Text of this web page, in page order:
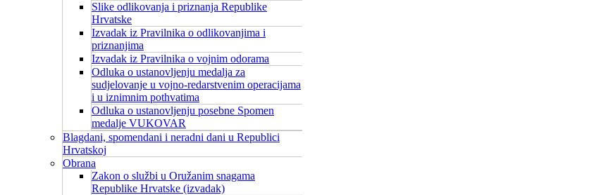
Slike odlikovanja i priznanja Republike
Hrvatske
Izvadak iz Pravilnika o odlikovanjima i
priznanjima
Izvadak iz Pravilnika o vojnim odorama
Odluka o ustanovljenju medalja za
sudjelovanje u vojno-redarstvenim operacijama
i u iznimnim pothvatima
Odluka o ustanovljenju posebne Spomen
medalje VUKOVAR
Blagdani, spomendani i neradni dani u Republici
Hrvatskoj
Obrana
Zakon o službi u Oružanim snagama
Republike Hrvatske (izvadak)